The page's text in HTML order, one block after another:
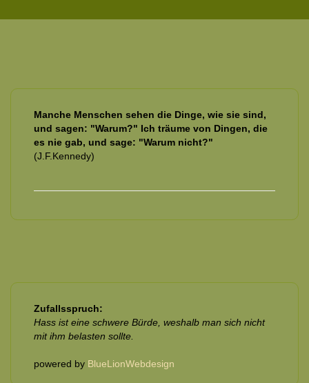
Manche Menschen sehen die Dinge, wie sie sind,
und sagen: "Warum?" Ich träume von Dingen, die
es nie gab, und sage: "Warum nicht?"
(J.F.Kennedy)
Zufallsspruch:
Hass ist eine schwere Bürde, weshalb man sich nicht
mit ihm belasten sollte.
powered by BlueLionWebdesign